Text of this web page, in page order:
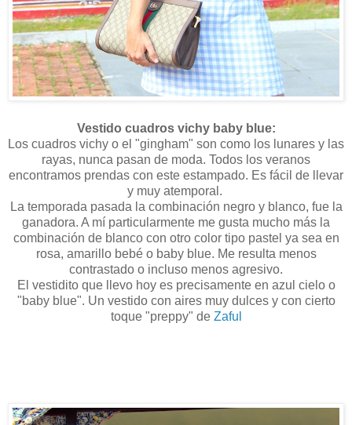
Vestido cuadros vichy baby blue:
Los cuadros vichy o el "gingham" son como los lunares y las
rayas, nunca pasan de moda. Todos los veranos
encontramos prendas con este estampado. Es fácil de llevar
y muy atemporal.
La temporada pasada la combinación negro y blanco, fue la
ganadora. A mí particularmente me gusta mucho más la
combinación de blanco con otro color tipo pastel ya sea en
rosa, amarillo bebé o baby blue. Me resulta menos
contrastado o incluso menos agresivo.
El vestidito que llevo hoy es precisamente en azul cielo o
"baby blue". Un vestido con aires muy dulces y con cierto
toque "preppy" deZaful